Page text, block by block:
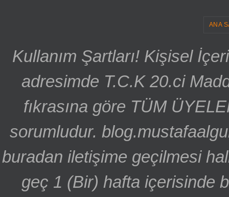
ANA
Kullanım Şartları! Kişisel
adresimde T.C.K 20.ci
fıkrasına göre TÜM
sorumludur.
buradan iletişime geçilmesi
geç 1 (Bir) hafta içerisinde